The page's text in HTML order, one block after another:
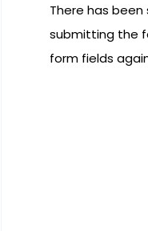
There has been
submitting the
form fields